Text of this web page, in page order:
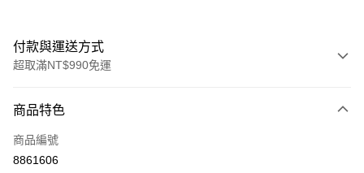
付款與運送方式
超取滿NT$990免運
信用卡一次付款
超商取貨付款
商品特色
商品編號
8861606